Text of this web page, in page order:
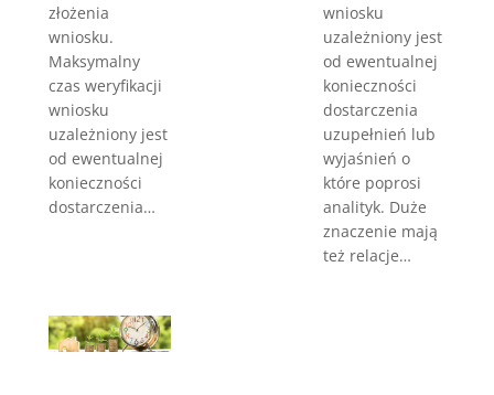
złożenia
wniosku.
Maksymalny
czas weryfikacji
wniosku
uzależniony jest
od ewentualnej
konieczności
dostarczenia…
wniosku
uzależniony jest
od ewentualnej
konieczności
dostarczenia
uzupełnień lub
wyjaśnień o
które poprosi
analityk. Duże
znaczenie mają
też relacje…